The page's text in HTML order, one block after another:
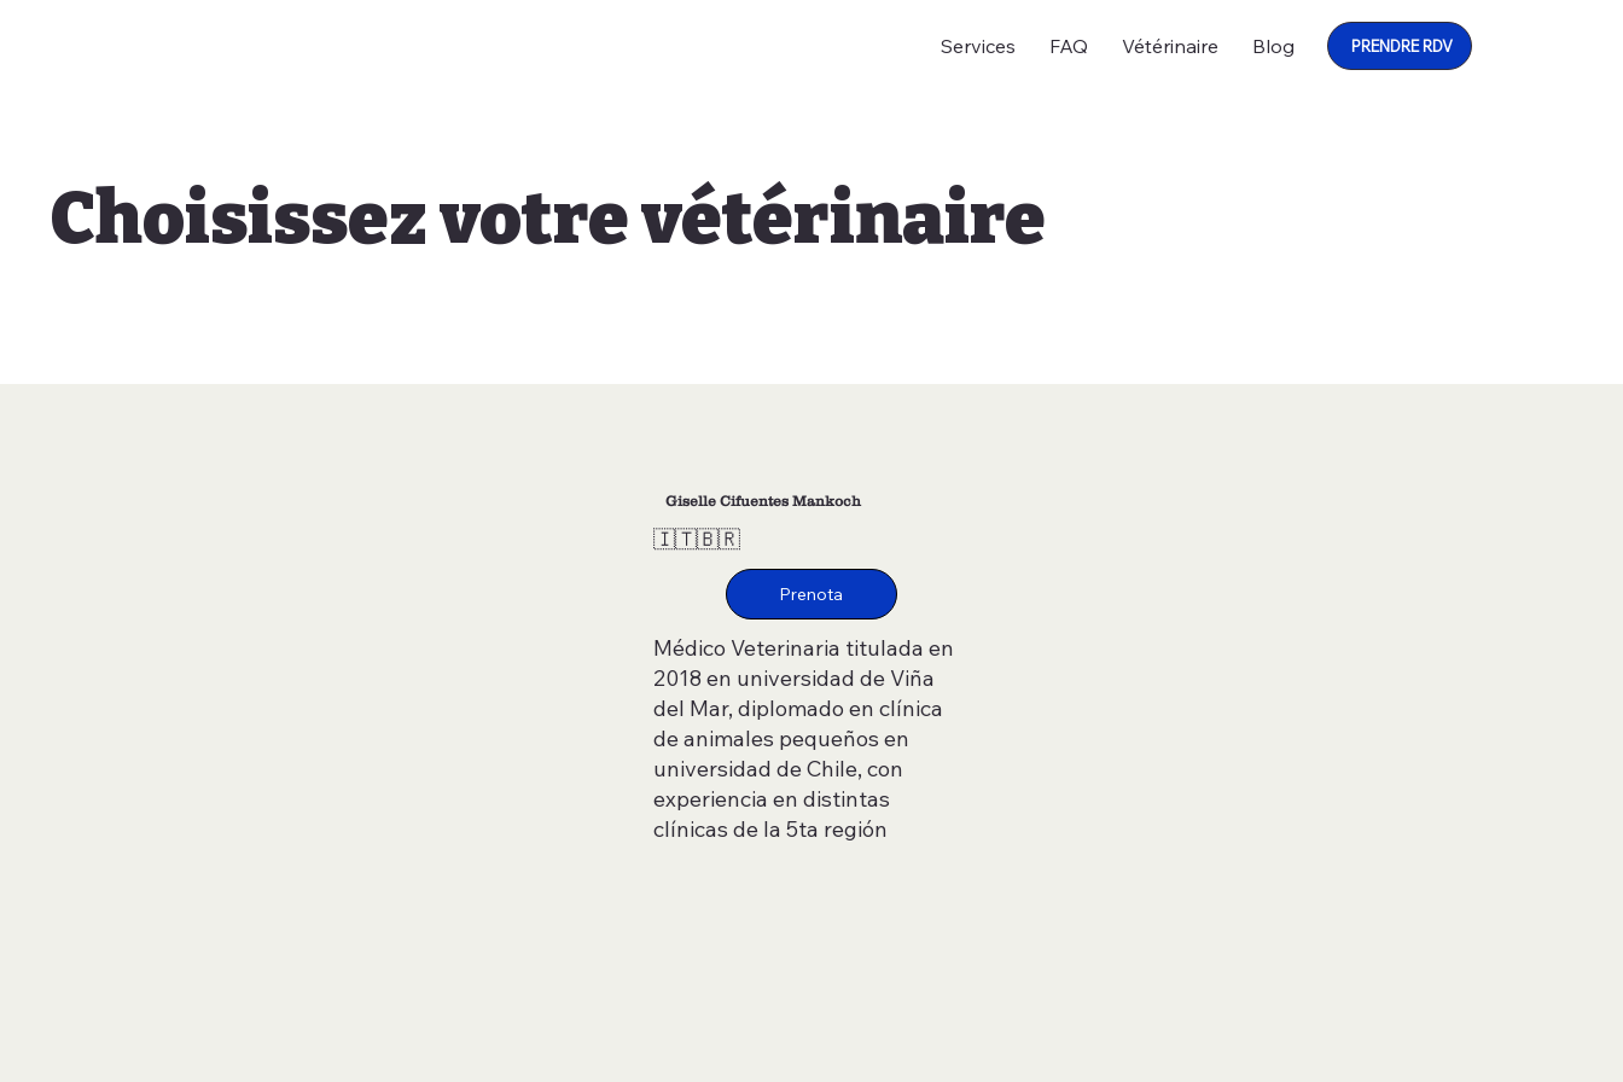
Services FAQ Vétérinaire Blog PRENDRE RDV
Giselle Cifuentes Mankoch
🇮🇹🇧🇷
Médico Veterinaria titulada en
2018 en universidad de Viña
del Mar, diplomado en clínica
de animales pequeños en
universidad de Chile, con
experiencia en distintas
clínicas de la 5ta región
Choisissez votre vétérinaire